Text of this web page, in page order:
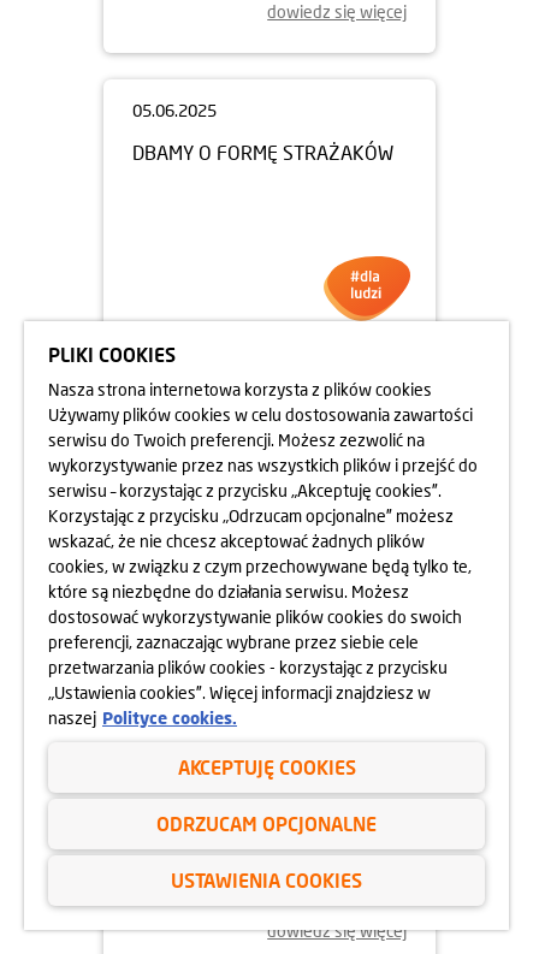
dowiedz się więcej
05.06.2025
DBAMY O FORMĘ STRAŻAKÓW
dowiedz się więcej
02.06.2025
ODYSEJA UMYSŁU 2025
dowiedz się więcej
PLIKI COOKIES
Nasza strona internetowa korzysta z plików cookies
Używamy plików cookies w celu dostosowania zawartości
serwisu do Twoich preferencji. Możesz zezwolić na
wykorzystywanie przez nas wszystkich plików i przejść do
serwisu – korzystając z przycisku „Akceptuję cookies”.
Korzystając z przycisku „Odrzucam opcjonalne” możesz
wskazać, że nie chcesz akceptować żadnych plików
cookies, w związku z czym przechowywane będą tylko te,
które są niezbędne do działania serwisu. Możesz
dostosować wykorzystywanie plików cookies do swoich
preferencji, zaznaczając wybrane przez siebie cele
przetwarzania plików cookies - korzystając z przycisku
„Ustawienia cookies”. Więcej informacji znajdziesz w
naszej Polityce cookies.
AKCEPTUJĘ COOKIES
ODRZUCAM OPCJONALNE
USTAWIENIA COOKIES